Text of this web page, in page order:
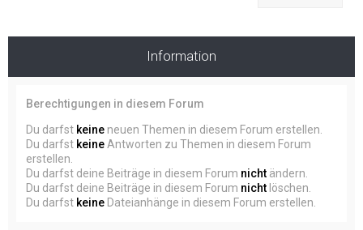
Information
Berechtigungen in diesem Forum
Du darfst keine neuen Themen in diesem Forum erstellen.
Du darfst keine Antworten zu Themen in diesem Forum
erstellen.
Du darfst deine Beiträge in diesem Forum nicht ändern.
Du darfst deine Beiträge in diesem Forum nicht löschen.
Du darfst keine Dateianhänge in diesem Forum erstellen.